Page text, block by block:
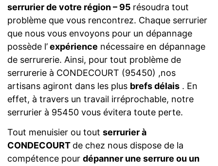
serrurier de votre région – 95 résoudra tout
problème que vous rencontrez. Chaque serrurier
que nous vous envoyons pour un dépannage
possède l’expérience nécessaire en dépannage
de serrurerie. Ainsi, pour tout problème de
serrurerie à CONDECOURT (95450) ,nos
artisans agiront dans les plus brefs délais . En
effet, à travers un travail irréprochable, notre
serrurier à 95450 vous évitera toute perte.
Tout menuisier ou tout serrurier à
CONDECOURT de chez nous dispose de la
compétence pour dépanner une serrure ou un